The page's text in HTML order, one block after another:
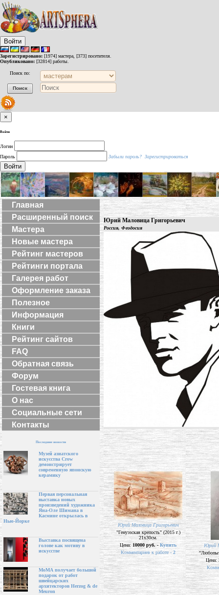
Войти
Зарегистрировано: [1974] мастера, [373] посетителя.
Опубликовано: [32814] работы.
Поиск по:
×
Войти
Логин
Пароль
Забыли пароль? Зарегистрироваться
Войти
Главная
Расширенный поиск
Мастера
Новые мастера
Рейтинг мастеров
Рейтинги портала
Галерея работ
Оформление заказа
Полезное
Информация
Книги
Рейтинг сайтов
FAQ
Обратная связь
Форум
Гостевая книга
О нас
Социальные сети
Контакты
Последние новости
Музей азиатского
искусства Crow
демонстрирует
современную японскую
керамику
Первая персональная
выставка новых
произведений художника
Яна-Оле Шимана в
Касмине открылась в
Нью-Йорке
Выставка посвящена
голове как мотиву в
искусстве
МоМА получает большой
подарок от работ
швейцарских
архитекторов Herzog & de
Meuron
Юрий Маловица Григорьевич
Россия, Феодосия
Юрий Маловица Григорьевич
"Генуэзская крепость" (2015 г.)
21х30см.
Цена:10000 руб. - Купить
Комментариев к работе -2
Юрий
Цена: